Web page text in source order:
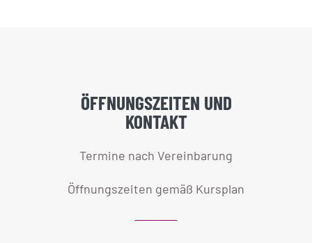
ÖFFNUNGSZEITEN UND
KONTAKT
Termine nach Vereinbarung
Öffnungszeiten gemäß Kursplan